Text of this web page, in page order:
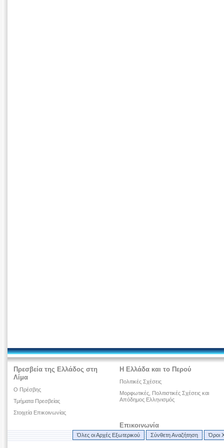
Πρεσβεία της Ελλάδος στη
Λίμα
Ο Πρέσβης
Τμήματα Πρεσβείας
Στοιχεία Επικοινωνίας
Η Ελλάδα και το Περού
Πολιτικές Σχέσεις
Μορφωτικές, Πολιτιστικές Σχέσεις και
Απόδημος Ελληνισμός
Επικοινωνία
Όλες οι Αρχές Εξωτερικού Σύνθετη Αναζήτηση Όροι